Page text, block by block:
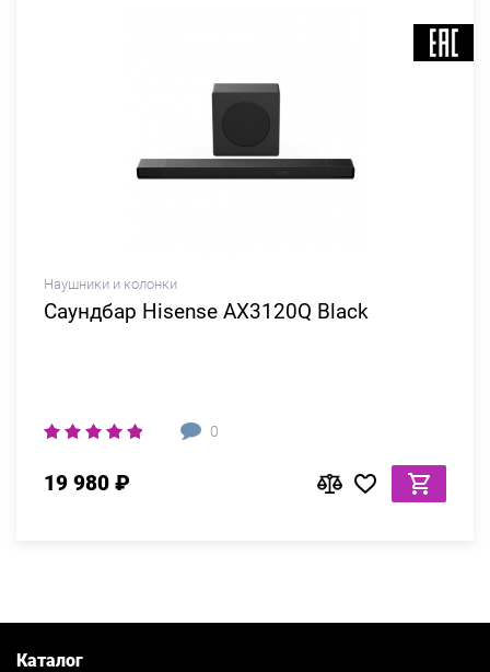
Наушники и колонки
Саундбар Hisense AX3120Q Black
0
19 980 ₽
Каталог